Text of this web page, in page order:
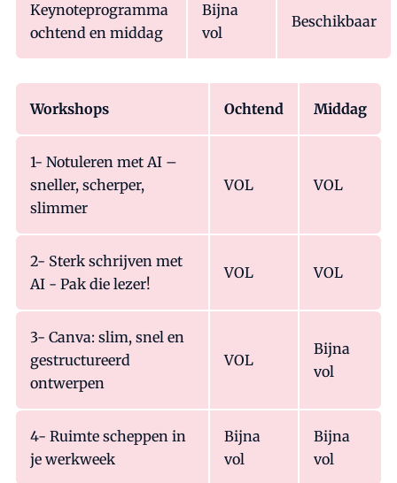
Keynoteprogramma
ochtend en middag
Bijna
vol
Beschikbaar
Workshops Ochtend Middag
1- Notuleren met AI –
sneller, scherper,
slimmer
VOL VOL
2- Sterk schrijven met
AI - Pak die lezer!
VOL VOL
3- Canva: slim, snel en
gestructureerd
ontwerpen
VOL
Bijna
vol
4- Ruimte scheppen in
je werkweek
Bijna
vol
Bijna
vol